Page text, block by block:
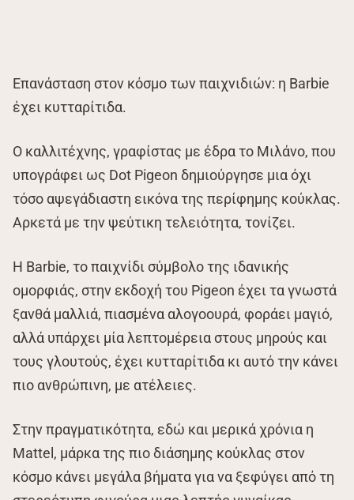
Επανάσταση στον κόσμο των παιχνιδιών: η Barbie
έχει κυτταρίτιδα.
Ο καλλιτέχνης, γραφίστας με έδρα το Μιλάνο, που
υπογράφει ως Dot Pigeon δημιούργησε μια όχι
τόσο αψεγάδιαστη εικόνα της περίφημης κούκλας.
Αρκετά με την ψεύτικη τελειότητα, τονίζει.
Η Barbie, το παιχνίδι σύμβολο της ιδανικής
ομορφιάς, στην εκδοχή του Pigeon έχει τα γνωστά
ξανθά μαλλιά, πιασμένα αλογοουρά, φοράει μαγιό,
αλλά υπάρχει μία λεπτομέρεια στους μηρούς και
τους γλουτούς, έχει κυτταρίτιδα κι αυτό την κάνει
πιο ανθρώπινη, με ατέλειες.
Στην πραγματικότητα, εδώ και μερικά χρόνια η
Mattel, μάρκα της πιο διάσημης κούκλας στον
κόσμο κάνει μεγάλα βήματα για να ξεφύγει από τη